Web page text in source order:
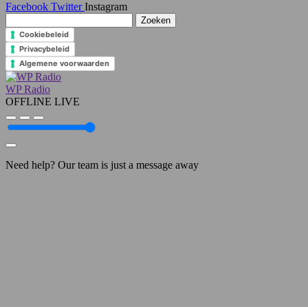
Facebook Twitter Instagram
naar:Cookiebeleid
Privacybeleid
Algemene voorwaarden
WP Radio
OFFLINE LIVE
Need help? Our team is just a message away